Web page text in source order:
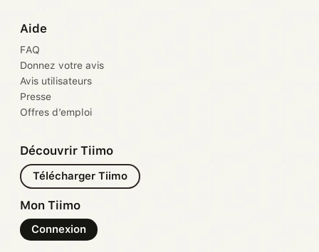
Aide
FAQ
Donnez votre avis
Avis utilisateurs
Presse
Offres d’emploi
Découvrir Tiimo
Télécharger Tiimo
Mon Tiimo
Connexion